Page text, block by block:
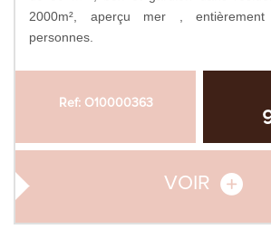
2000m², aperçu mer ,
personnes.
Ref: O10000363
VOIR